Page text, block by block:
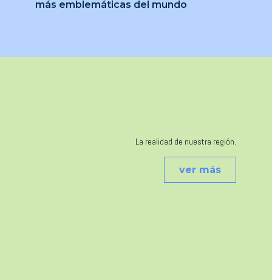
más emblemáticas del mundo
La realidad de nuestra región.
ver más